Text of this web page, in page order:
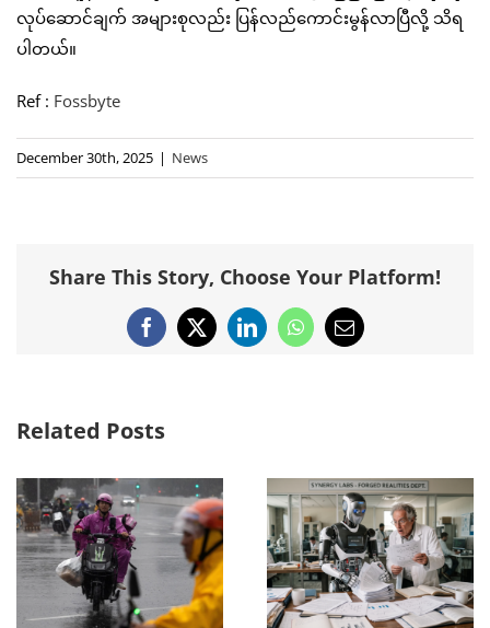
လုပ်ဆောင်ချက် အများစုလည်း ပြန်လည်ကောင်းမွန်လာပြီလို့ သိရ
ပါတယ်။
Ref : Fossbyte
December 30th, 2025 | News
Share This Story, Choose Your Platform!
Facebook
X LinkedInWhatsApp
Email
Related Posts